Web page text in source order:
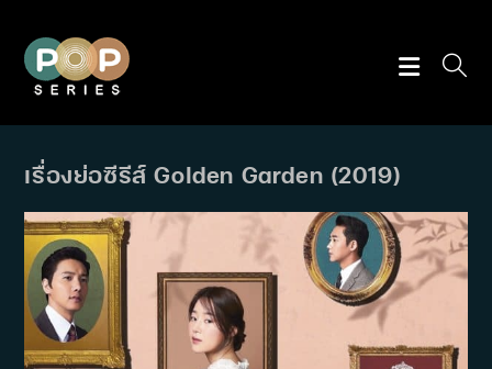
content
เรื่องย่อซีรีส์ Golden Garden (2019)